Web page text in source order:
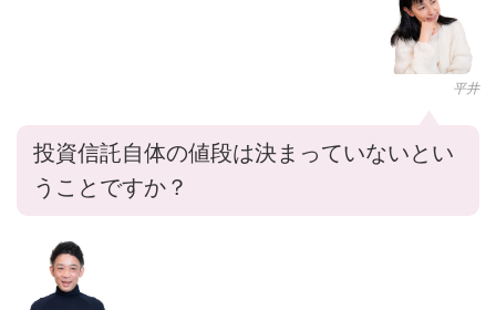
平井
投資信託自体の値段は決まっていないとい
うことですか？